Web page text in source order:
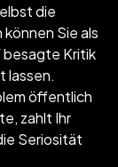
die
Sie als
besagte Kritik
lassen.
öffentlich
zahlt Ihr
Seriosität